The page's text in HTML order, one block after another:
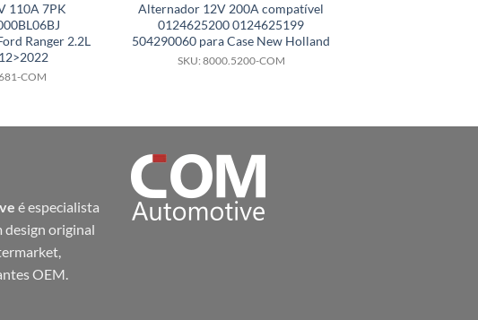
110A 7PK
Ranger 2.2L
COM
Alternador 12V 200A compatível
0124625200 0124625199
504290060 para Case New Holland
SKU: 8000.5200-COM
é especialista
design original
OEM.